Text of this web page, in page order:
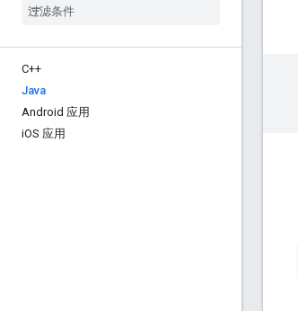
C++
Java
Android 应用
iOS 应用